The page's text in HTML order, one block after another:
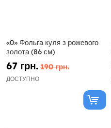
«0» Фольга куля з рожевого
золота (86 см)
67 грн. 190 грн.
ДОСТУПНО